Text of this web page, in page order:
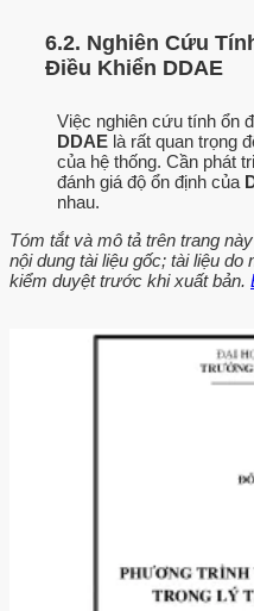
6.2. Nghiên Cứu
Điều Khiển DDAE
Việc nghiên cứu tính ổn
DDAE là rất quan trọng
của hệ thống. Cần phát
đánh giá độ ổn định của
nhau.
Tóm tắt và mô tả trên trang
nội dung tài liệu gốc; tài liệu
kiểm duyệt trước khi xuất bản.